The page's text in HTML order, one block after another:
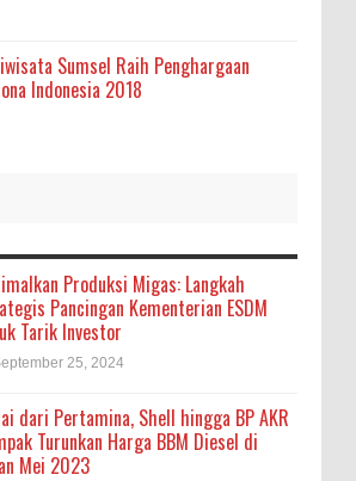
Sumsel Raih Penghargaan
Indonesia 2018
Produksi Migas: Langkah
Pancingan Kementerian ESDM
Tarik Investor
25, 2024
dari Pertamina, Shell hingga BP AKR
Turunkan Harga BBM Diesel di
Mei 2023